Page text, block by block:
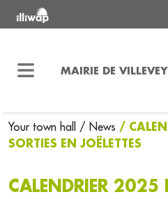
MAIRIE DE
Your town hall / News /
SORTIES EN JOËLETTES
CALENDRIER 2025